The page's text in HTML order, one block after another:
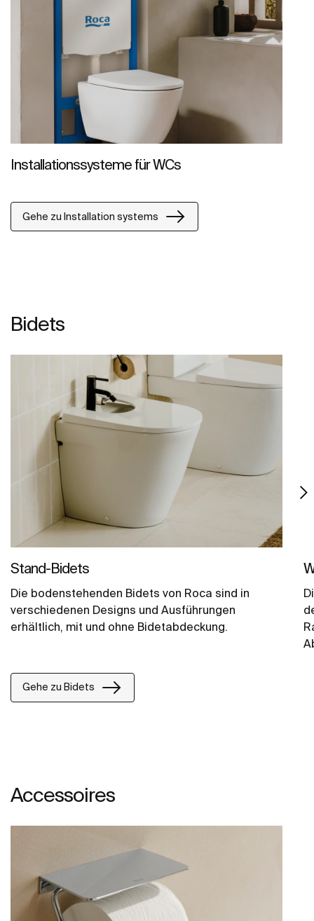
Installationssysteme für WCs
Gehe zu Installation systems
Bidets
Stand-Bidets
Die bodenstehenden Bidets von Roca sind in
verschiedenen Designs und Ausführungen
erhältlich, mit und ohne Bidetabdeckung.
Gehe zu Bidets
Accessoires